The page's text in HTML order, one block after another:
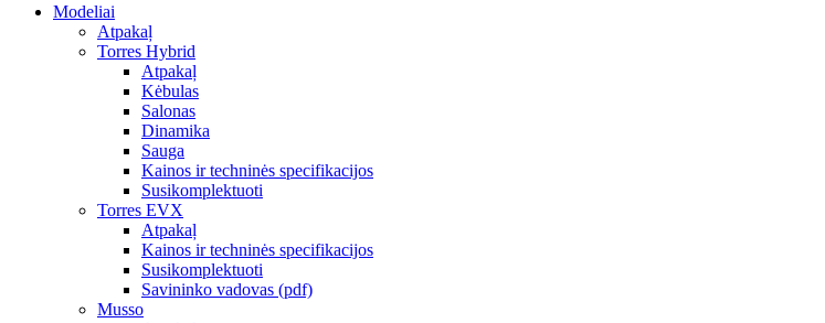
Mоdeliai
Atpakaļ
Torres Hybrid
Atpakaļ
Kėbulas
Salonas
Dinamika
Sauga
Kainos ir techninės specifikacijos
Susikomplektuoti
Torres EVX
Atpakaļ
Kainos ir techninės specifikacijos
Susikomplektuoti
Savininko vadovas (pdf)
Musso